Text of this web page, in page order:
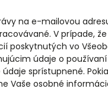
na e-mailovou
V prípade,
poskytnutých vo
údaje o
sprístupnené.
Vaše osobné